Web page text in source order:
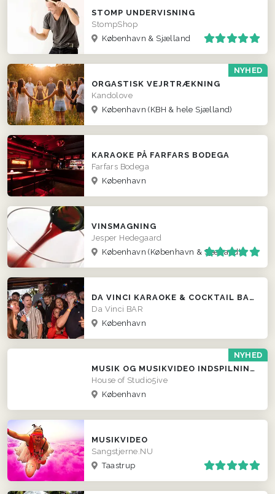
STOMP UNDERVISNING
StompShop
København & Sjælland
NYHED
ORGASTISK VEJRTRÆKNING
Kandolove
København(KBH & hele Sjælland)
KARAOKE PÅ FARFARS BODEGA
Farfars Bodega
København
VINSMAGNING
Jesper Hedegaard
København(København & Sjælland)
DA VINCI KARAOKE & COCKTAIL BAR
Da Vinci BAR
København
NYHED
MUSIK OG MUSIKVIDEO INDSPILNING
House of Studio5ive
København
MUSIKVIDEO
Sangstjerne.NU
Taastrup